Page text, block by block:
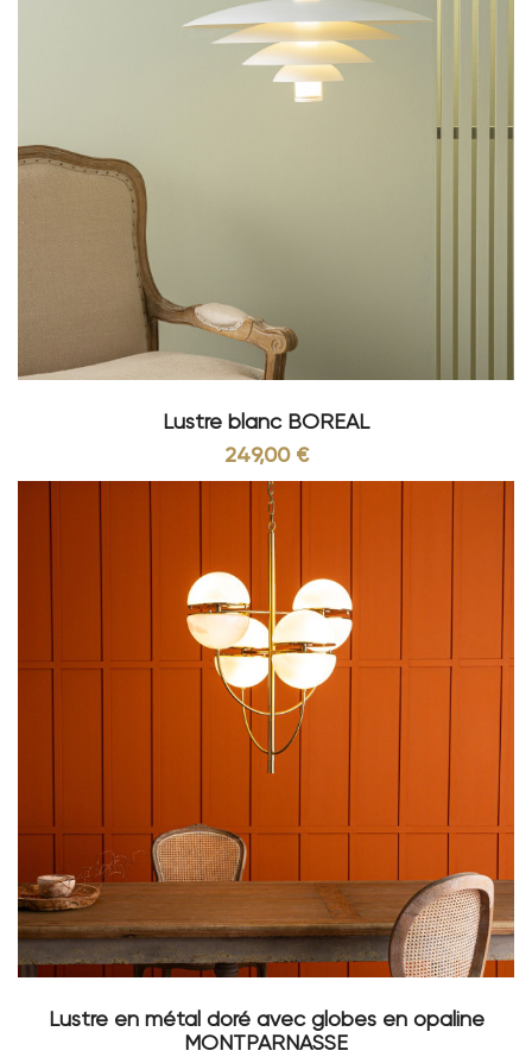
Lustre blanc BOREAL
249,00 €
Lustre en métal doré avec globes en opaline
MONTPARNASSE